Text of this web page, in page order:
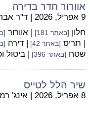
אוורור חדר בדירה
9 אפריל, 2026 | ד"ר
חלון [באתר 181] | אוורור
| תריס [באתר 42] | דירה
שטח [באתר 396] | ביטול
שיר הלל לטייס
8 אפריל, 2026 | אינג'